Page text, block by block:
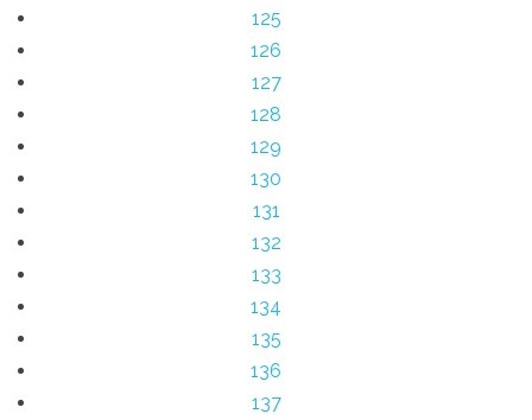
125
126
127
128
129
130
131
132
133
134
135
136
137